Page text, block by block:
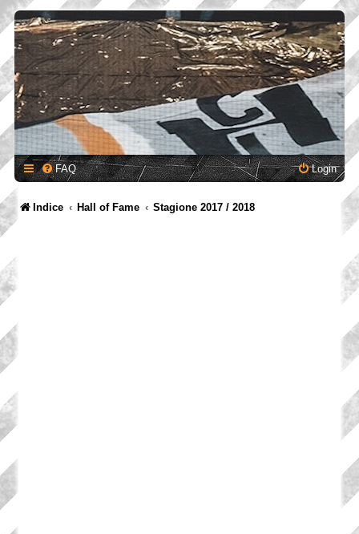
FAQ Login
Indice Hall of Fame Stagione 2017 / 2018